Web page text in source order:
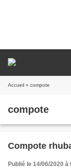
Accueil » compote
compote
Compote
Publié le 14/06/2020 à